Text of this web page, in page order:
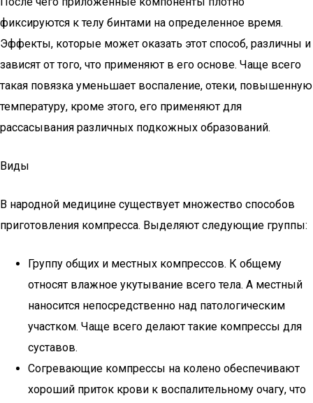
фиксируются к телу бинтами на определенное время.
Эффекты, которые может оказать этот способ, различны и
зависят от того, что применяют в его основе. Чаще всего
такая повязка уменьшает воспаление, отеки, повышенную
температуру, кроме этого, его применяют для
рассасывания различных подкожных образований.
Виды
В народной медицине существует множество способов
приготовления компресса. Выделяют следующие группы:
Группу общих и местных компрессов. К общему
относят влажное укутывание всего тела. А местный
наносится непосредственно над патологическим
участком. Чаще всего делают такие компрессы для
суставов.
Согревающие компрессы на колено обеспечивают
хороший приток крови к воспалительному очагу, что